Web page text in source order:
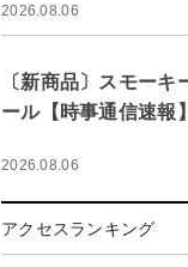
2026.08.06
〔新商品〕スモー
ール【時事通信速報
2026.08.06
アクセスランキング